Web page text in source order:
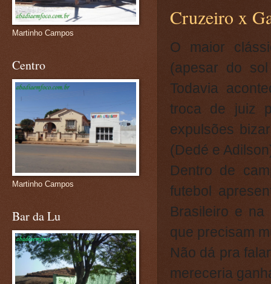
Cruzeiro x
O maior
(apesar do
Todavia
troca de juiz
expulsões
(Dedé e
Dentro de
futebol
Brasileiro e na
que precisam
Não dá pra
mereceria
Martinho Campos
Centro
Martinho Campos
Bar da Lu